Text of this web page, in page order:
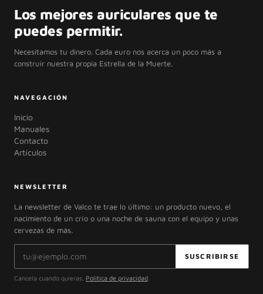
Los mejores auriculares que te
puedes permitir.
Necesitamos tu dinero. Cada euro nos acerca un poco más a
construir nuestra propia Estrella de la Muerte.
NAVEGACIÓN
Inicio
Manuales
Contacto
Artículos
NEWSLETTER
La newsletter de Valco te trae lo último: un producto nuevo, el
nacimiento de un crío o una noche de sauna con el equipo y unas
cervezas de más.
Dirección de correo electrónico SUSCRIBIRSE
Cancela cuando quieras. Política de privacidad